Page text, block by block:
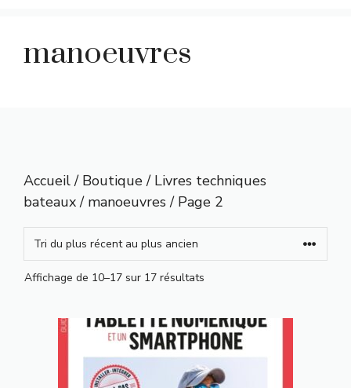
manoeuvres
Accueil / Boutique / Livres techniques
bateaux / manoeuvres / Page 2
Affichage de 10–17 sur 17 résultats
récent
au
plus
ancien